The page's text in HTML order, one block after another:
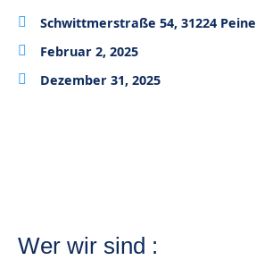
Schwittmerstraße 54, 31224 Peine
Februar 2, 2025
Dezember 31, 2025
Wer wir sind :